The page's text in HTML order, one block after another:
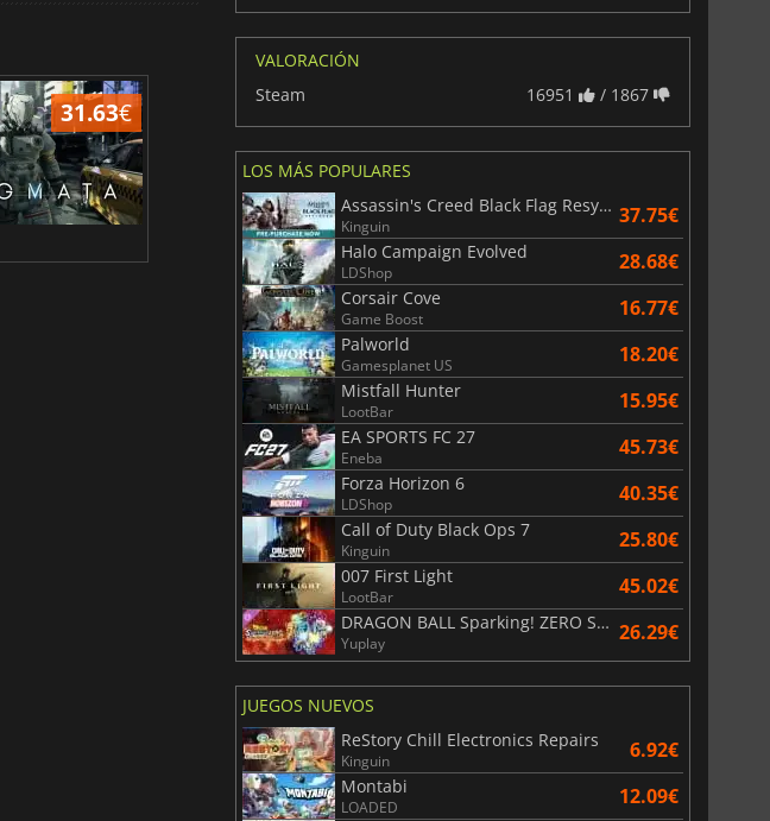
31.63€
Total War WARHAMMER 3
15.48
Lies Of P
VALORACIÓN
Steam
16951 / 1867
LOS MÁS POPULARES
Assassin's Creed Black Flag Resynced
Kinguin 37.75€
Halo Campaign Evolved
LDShop 28.68€
Corsair Cove
Game Boost 16.77€
Palworld
Gamesplanet US 18.20€
Mistfall Hunter
LootBar 15.95€
EA SPORTS FC 27
Eneba 45.73€
Forza Horizon 6
LDShop 40.35€
Call of Duty Black Ops 7
Kinguin 25.80€
007 First Light
LootBar 45.02€
DRAGON BALL Sparking! ZERO Super Limit Breaking NEO
Yuplay 26.29€
JUEGOS NUEVOS
ReStory Chill Electronics Repairs
Kinguin 6.92€
Montabi
LOADED 12.09€